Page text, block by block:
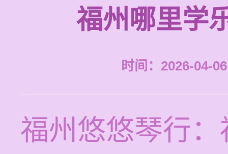
福州哪里学
时间：2026-04-
福州悠悠琴行